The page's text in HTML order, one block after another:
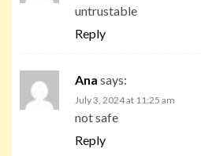
untrustable
Reply
Ana says:
July 3, 2024 at 11:25 am
not safe
Reply